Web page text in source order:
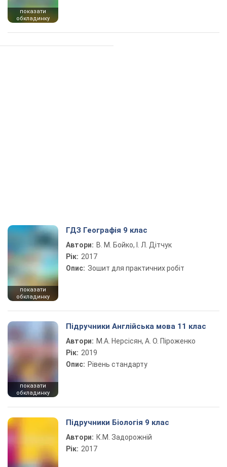
показати
обкладинку
показати
обкладинку
ГДЗ Географія 9 клас
Автори: В. М. Бойко, І. Л. Дітчук
Рік: 2017
Опис: Зошит для практичних робіт
показати
обкладинку
Підручники Англійська мова 11 клас
Автори: М.А. Нерсісян, А. О. Піроженко
Рік: 2019
Опис: Рівень стандарту
Підручники Біологія 9 клас
Автори: К.М. Задорожній
Рік: 2017